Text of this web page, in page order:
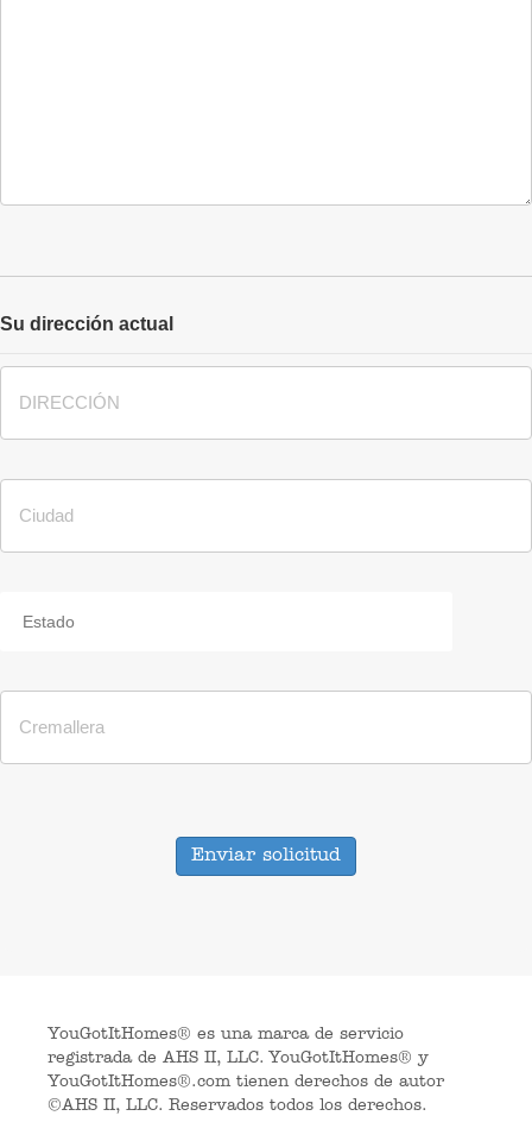
Su dirección actual
Enviar solicitud
YouGotItHomes® es una marca de servicio
registrada de AHS II, LLC. YouGotItHomes® y
YouGotItHomes®.com tienen derechos de autor
©AHS II, LLC. Reservados todos los derechos.